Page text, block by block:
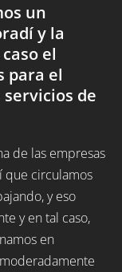
un
y la
el
para el
de
de las empresas
que circulamos
y eso
y en tal caso,
en